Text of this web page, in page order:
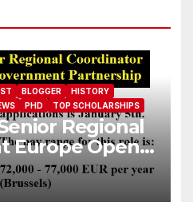
BLOGGER
HISTORY
PHD TOP SCHOLARSHIPS
Regional